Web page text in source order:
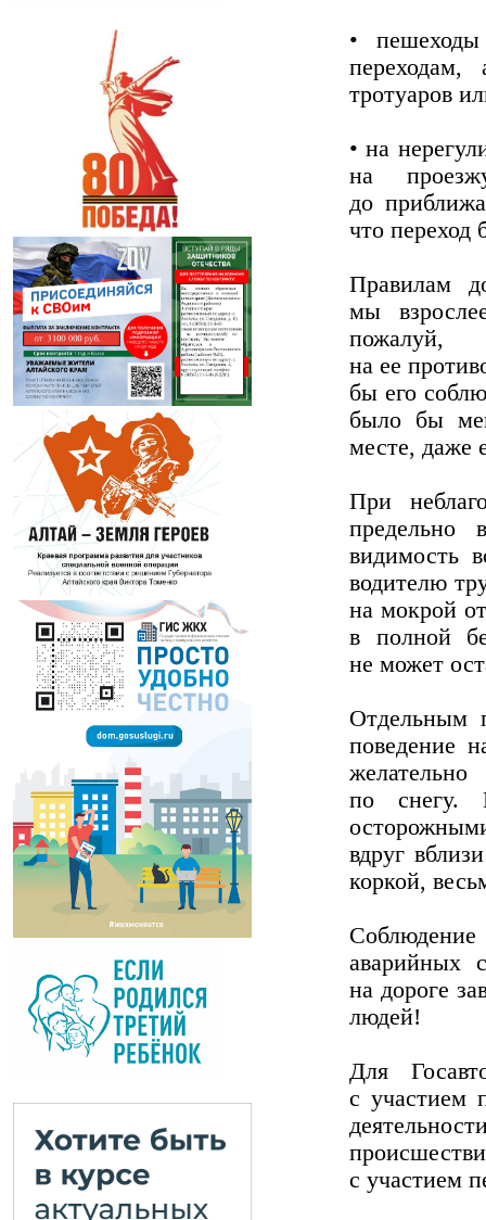
•
тротуаров
• на
на
до
что переход
Правилам
мы
пожалуй,
на ее
бы его
было бы
месте, даже
При
видимость
водителю
на мокрой
в полной
не может
Отдельным
поведение
по снегу.
вдруг
коркой,
аварийных
на дороге
людей!
Для
с участием
с участием